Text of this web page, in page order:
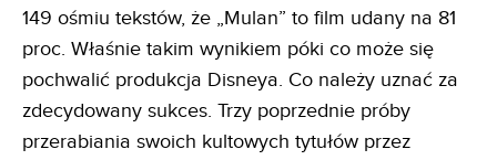
149 ośmiu tekstów, że „Mulan” to film udany na 81
proc. Właśnie takim wynikiem póki co może się
pochwalić produkcja Disneya. Co należy uznać za
zdecydowany sukces. Trzy poprzednie próby
przerabiania swoich kultowych tytułów przez